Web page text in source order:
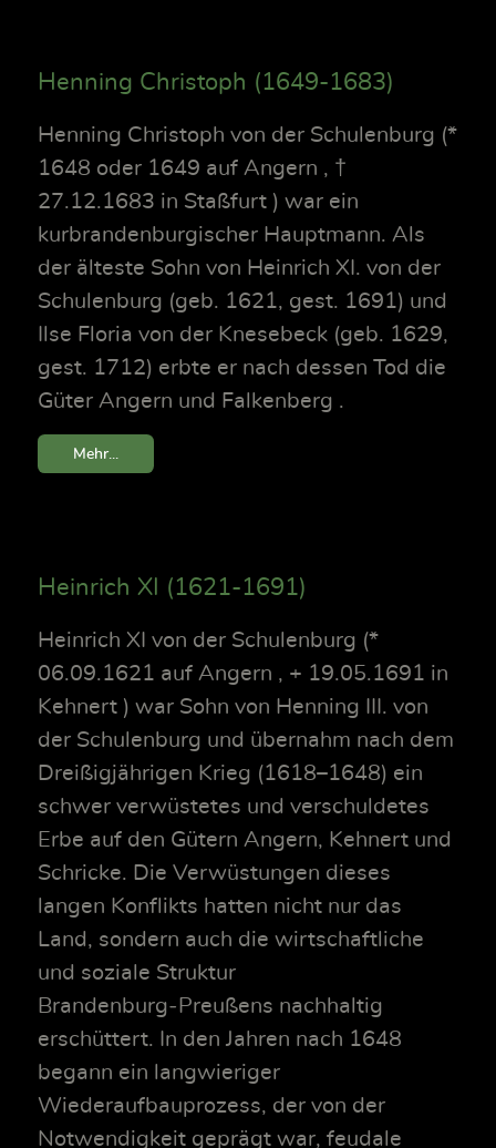
Henning Christoph (1649-1683)
Henning Christoph von der Schulenburg (*
1648 oder 1649 auf Angern , †
27.12.1683 in Staßfurt ) war ein
kurbrandenburgischer Hauptmann. Als
der älteste Sohn von Heinrich XI. von der
Schulenburg (geb. 1621, gest. 1691) und
Ilse Floria von der Knesebeck (geb. 1629,
gest. 1712) erbte er nach dessen Tod die
Güter Angern und Falkenberg .
Mehr...
Heinrich XI (1621-1691)
Heinrich XI von der Schulenburg (*
06.09.1621 auf Angern , + 19.05.1691 in
Kehnert ) war Sohn von Henning III. von
der Schulenburg und übernahm nach dem
Dreißigjährigen Krieg (1618–1648) ein
schwer verwüstetes und verschuldetes
Erbe auf den Gütern Angern, Kehnert und
Schricke. Die Verwüstungen dieses
langen Konflikts hatten nicht nur das
Land, sondern auch die wirtschaftliche
und soziale Struktur
Brandenburg‑Preußens nachhaltig
erschüttert. In den Jahren nach 1648
begann ein langwieriger
Wiederaufbauprozess, der von der
Notwendigkeit geprägt war, feudale